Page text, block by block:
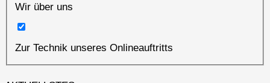
Wir über uns
Zur Technik unseres Onlineauftritts